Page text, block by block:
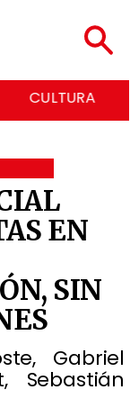
CULTURA
EN
SIN
Gabriel
Sebastián